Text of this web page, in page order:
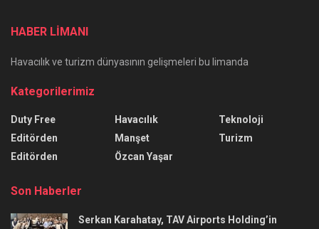
HABER LİMANI
Havacılık ve turizm dünyasının gelişmeleri bu limanda
Kategorilerimiz
Duty Free
Editörden
Editörden
Havacılık
Manşet
Özcan Yaşar
Teknoloji
Turizm
Son Haberler
Serkan Karahatay, TAV Airports Holding’in